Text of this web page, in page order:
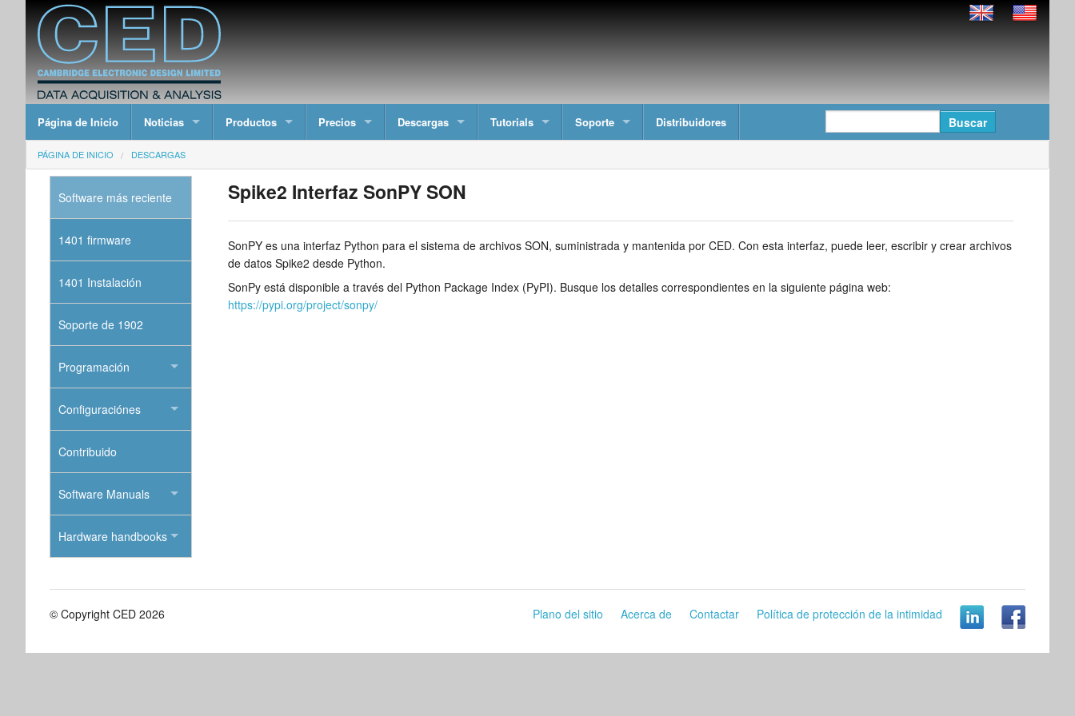
Página de Inicio Noticias Productos Precios Descargas Tutorials Soporte Distribuidores
PÁGINA DE INICIO DESCARGAS
Spike2 Interfaz SonPY SON
SonPY es una interfaz Python para el sistema de archivos SON, suministrada y mantenida por CED. Con esta interfaz, puede leer, escribir y crear archivos
de datos Spike2 desde Python.
SonPy está disponible a través del Python Package Index (PyPI). Busque los detalles correspondientes en la siguiente página web:
https://pypi.org/project/sonpy/
Software más reciente
1401 firmware
1401 Instalación
Soporte de 1902
Programación
Configuraciónes
Contribuido
Software Manuals
Hardware handbooks
© Copyright CED 2026 Plano del sitio Acerca de Contactar Política de protección de la intimidad